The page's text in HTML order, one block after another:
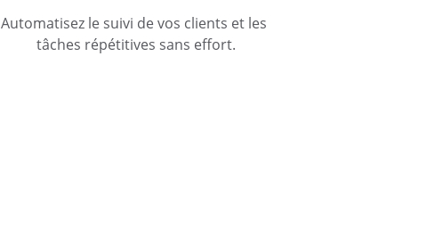
Automatisez le suivi de vos clients et les
tâches répétitives sans effort.